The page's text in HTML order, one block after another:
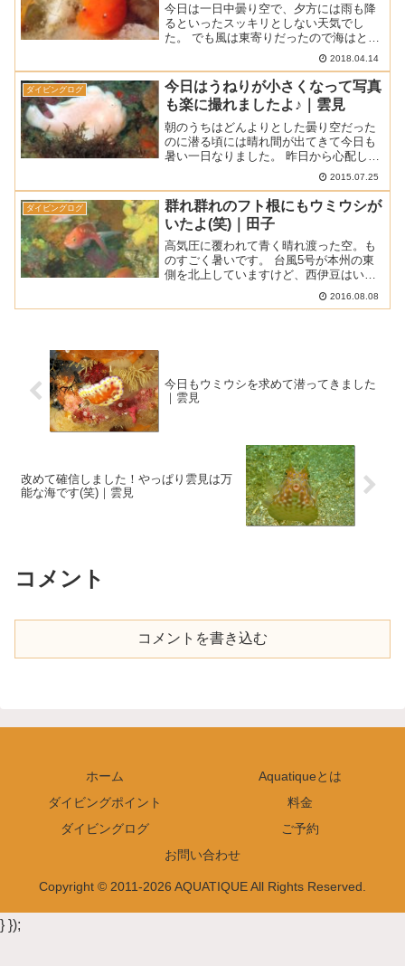
今日は一日中曇り空で、夕方には雨も降
るといったスッキリとしない天気でし
た。 でも風は東寄りだったので海はとっ
ても穏やかでしたよ。 ■ 天気 ： 曇り一
時雨 ■ 気温 ： 20.6℃ (松崎町アメダスに
よる最高気温) ■ 水温 ： 17～18...
2018.04.14
ダイビングログ
今日はうねりが小さくなって写真
も楽に撮れましたよ♪｜雲見
朝のうちはどんよりとした曇り空だった
のに潜る頃には晴れ間が出てきて今日も
暑い一日なりました。 昨日から心配して
いたうねりは、台風が近づいてきている
というのに弱くなっていて水路の通行も
楽ちん。 何だか得した気分の一日でした
♪♪ ■ 天気 曇り...
2015.07.25
ダイビングログ
群れ群れのフト根にもウミウシが
いたよ(笑)｜田子
高気圧に覆われて青く晴れ渡った空。も
のすごく暑いです。 台風5号が本州の東
側を北上していますけど、西伊豆はいた
って穏やかな海でした。 波もなければう
ねりもほとんど無し。 台風の存在を忘れ
2016.08.08
今日もウミウシを求めて潜ってきました
｜雲見
改めて確信しました！やっぱり雲見は万
能な海です(笑)｜雲見
コメント
コメントを書き込む
ホーム
Aquatiqueとは
ダイビングポイント
料金
ダイビングログ
ご予約
お問い合わせ
Copyright © 2011-2026 AQUATIQUE All Rights Reserved.
} });